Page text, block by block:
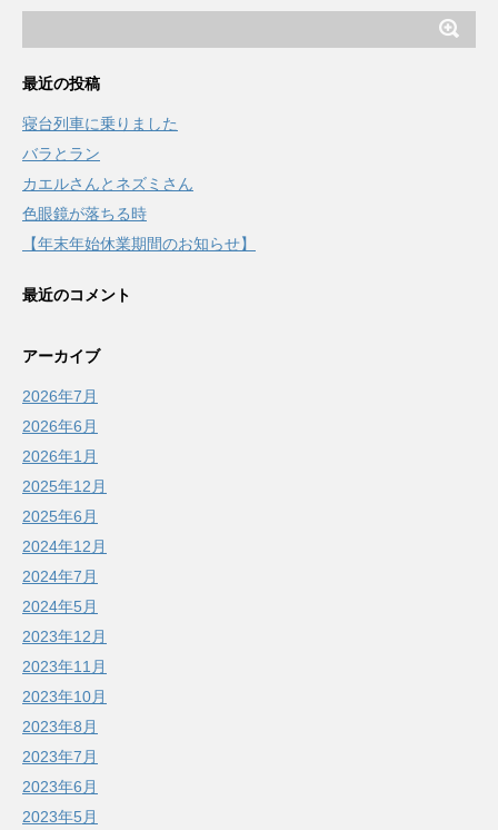
最近の投稿
寝台列車に乗りました
バラとラン
カエルさんとネズミさん
色眼鏡が落ちる時
【年末年始休業期間のお知らせ】
最近のコメント
アーカイブ
2026年7月
2026年6月
2026年1月
2025年12月
2025年6月
2024年12月
2024年7月
2024年5月
2023年12月
2023年11月
2023年10月
2023年8月
2023年7月
2023年6月
2023年5月